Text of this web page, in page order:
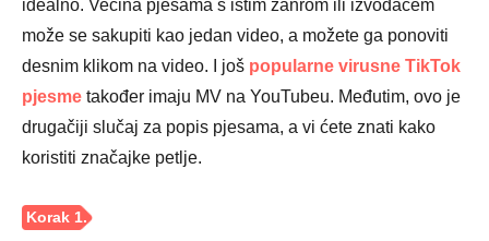
idealno. Većina pjesama s istim žanrom ili izvođačem
može se sakupiti kao jedan video, a možete ga ponoviti
desnim klikom na video. I još popularne virusne TikTok
pjesme također imaju MV na YouTubeu. Međutim, ovo je
drugačiji slučaj za popis pjesama, a vi ćete znati kako
koristiti značajke petlje.